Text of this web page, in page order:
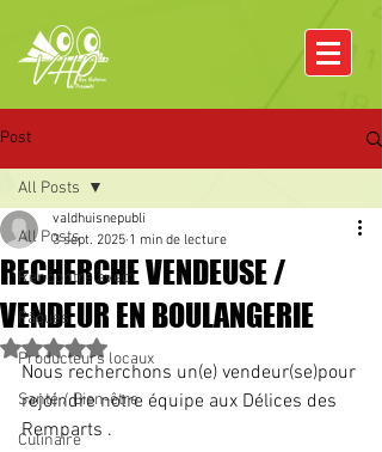
Post
All Posts
Rencontre avec
Pâques
Producteurs locaux
Santé / Bien-être
Culinaire
All Posts
RECHERCHE VENDEUSE /
VENDEUR EN BOULANGERIE
valdhuisnepubli
3 sept. 2025 1 min de lecture
Noté NaN étoiles sur 5.
Nous recherchons un(e) vendeur(se)pour
rejoindre notre équipe aux Délices des
Remparts .